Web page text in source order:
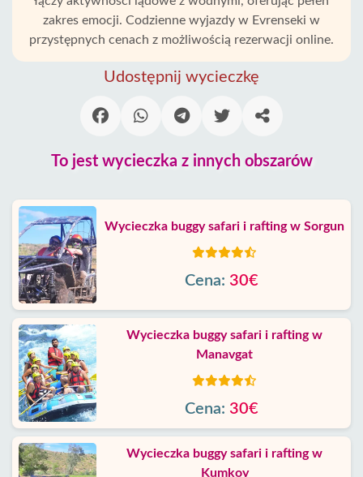
zakres emocji. Codzienne wyjazdy w Evrenseki w
przystępnych cenach z możliwością rezerwacji online.
Udostępnij wycieczkę
To jest wycieczka z innych obszarów
Wycieczka buggy safari i rafting w Sorgun
Cena: 30€
Wycieczka buggy safari i rafting w
Manavgat
Cena: 30€
Wycieczka buggy safari i rafting w
Kumkoy